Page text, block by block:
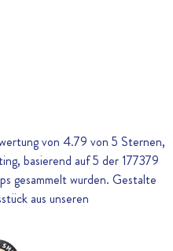
von 4.79 von 5 Sternen,
basierend auf5 der 177379
gesammelt wurden. Gestalte
aus unseren